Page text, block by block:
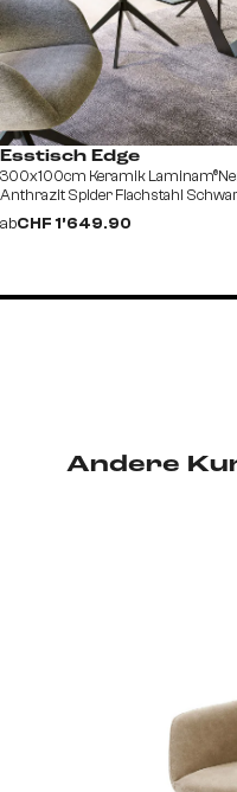
Andere
Esstisch Edge
300x100cm Keramik
Anthrazit Spider Flachstahl
abCHF 1’649.90